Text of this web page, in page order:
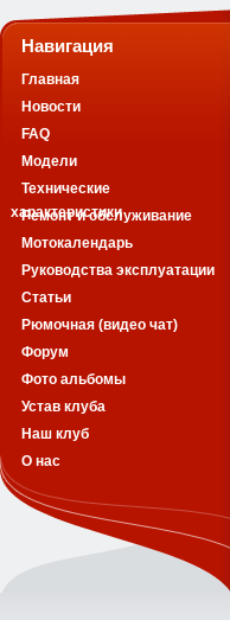
Навигация
Главная
Новости
FAQ
Модели
Технические
характеристики
Ремонт и обслуживание
Мотокалендарь
Руководства эксплуатации
Статьи
Рюмочная (видео чат)
Форум
Фото альбомы
Устав клуба
Наш клуб
О нас